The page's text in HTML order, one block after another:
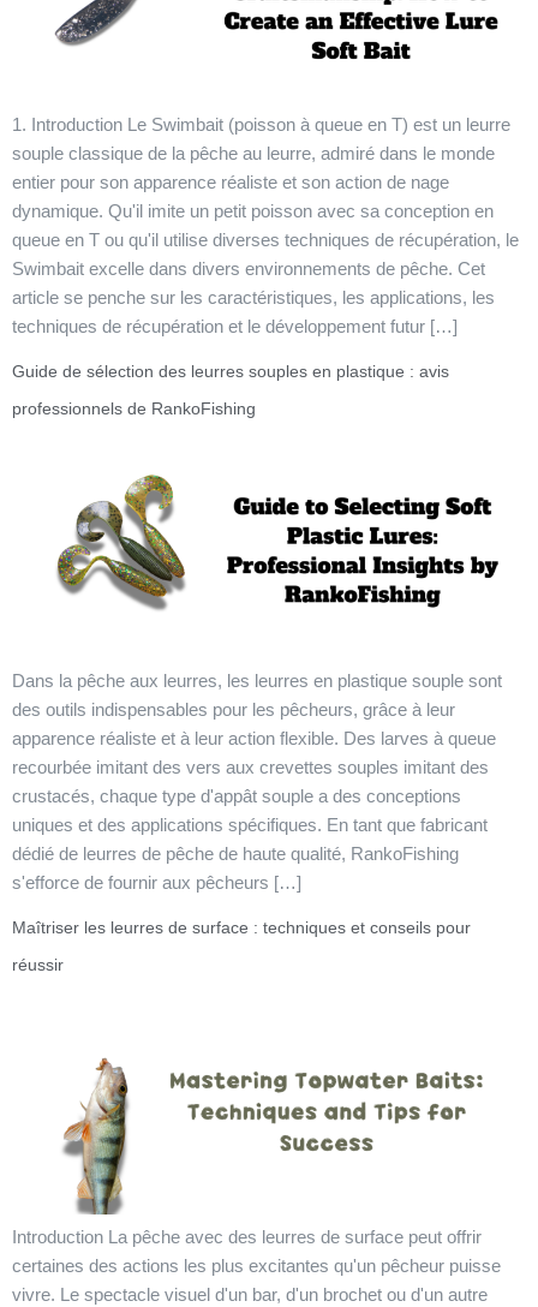
1. Introduction Le Swimbait (poisson à queue en T) est un leurre
souple classique de la pêche au leurre, admiré dans le monde
entier pour son apparence réaliste et son action de nage
dynamique. Qu'il imite un petit poisson avec sa conception en
queue en T ou qu'il utilise diverses techniques de récupération, le
Swimbait excelle dans divers environnements de pêche. Cet
article se penche sur les caractéristiques, les applications, les
techniques de récupération et le développement futur […]
Guide de sélection des leurres souples en plastique : avis
professionnels de RankoFishing
Dans la pêche aux leurres, les leurres en plastique souple sont
des outils indispensables pour les pêcheurs, grâce à leur
apparence réaliste et à leur action flexible. Des larves à queue
recourbée imitant des vers aux crevettes souples imitant des
crustacés, chaque type d'appât souple a des conceptions
uniques et des applications spécifiques. En tant que fabricant
dédié de leurres de pêche de haute qualité, RankoFishing
s'efforce de fournir aux pêcheurs […]
Maîtriser les leurres de surface : techniques et conseils pour
réussir
Introduction La pêche avec des leurres de surface peut offrir
certaines des actions les plus excitantes qu'un pêcheur puisse
vivre. Le spectacle visuel d'un bar, d'un brochet ou d'un autre